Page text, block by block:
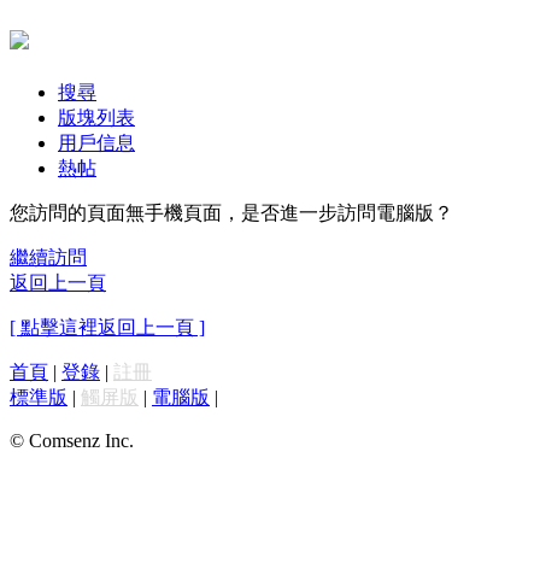
搜尋
版塊列表
用戶信息
熱帖
您訪問的頁面無手機頁面，是否進一步訪問電腦版？
繼續訪問
返回上一頁
[ 點擊這裡返回上一頁 ]
首頁 | 登錄 | 註冊
標準版 | 觸屏版 | 電腦版 |
© Comsenz Inc.